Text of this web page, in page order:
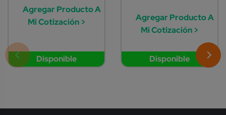
Disponible
Agregar Producto A
Mi Cotización >
Disponible
Agregar Producto A
Mi Cotización >